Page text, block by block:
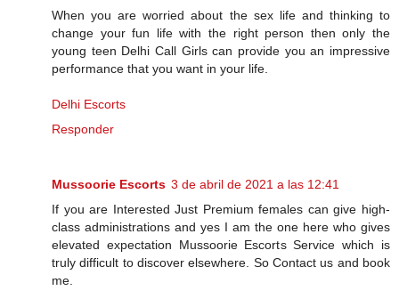
When you are worried about the sex life and thinking to
change your fun life with the right person then only the
young teen Delhi Call Girls can provide you an impressive
performance that you want in your life.
Delhi Escorts
Responder
Mussoorie Escorts 3 de abril de 2021 a las 12:41
If you are Interested Just Premium females can give high-
class administrations and yes I am the one here who gives
elevated expectation Mussoorie Escorts Service which is
truly difficult to discover elsewhere. So Contact us and book
me.